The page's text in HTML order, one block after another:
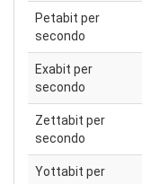
Petabit per
secondo
Exabit per
secondo
Zettabit per
secondo
Yottabit per